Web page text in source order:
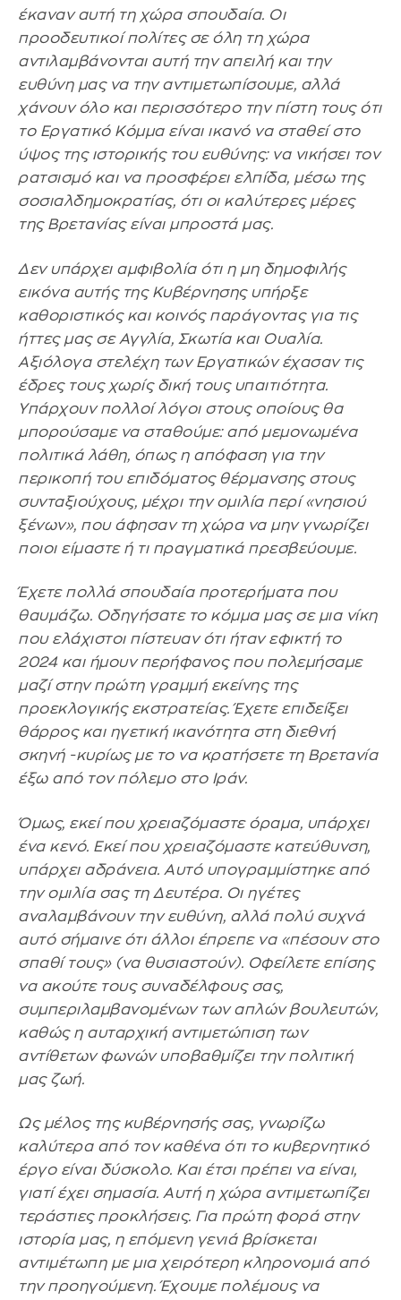
έκαναν αυτή τη χώρα σπουδαία. Οι
προοδευτικοί πολίτες σε όλη τη χώρα
αντιλαμβάνονται αυτή την απειλή και την
ευθύνη μας να την αντιμετωπίσουμε, αλλά
χάνουν όλο και περισσότερο την πίστη τους ότι
το Εργατικό Κόμμα είναι ικανό να σταθεί στο
ύψος της ιστορικής του ευθύνης: να νικήσει τον
ρατσισμό και να προσφέρει ελπίδα, μέσω της
σοσιαλδημοκρατίας, ότι οι καλύτερες μέρες
της Βρετανίας είναι μπροστά μας.
Δεν υπάρχει αμφιβολία ότι η μη δημοφιλής
εικόνα αυτής της Κυβέρνησης υπήρξε
καθοριστικός και κοινός παράγοντας για τις
ήττες μας σε Αγγλία, Σκωτία και Ουαλία.
Αξιόλογα στελέχη των Εργατικών έχασαν τις
έδρες τους χωρίς δική τους υπαιτιότητα.
Υπάρχουν πολλοί λόγοι στους οποίους θα
μπορούσαμε να σταθούμε: από μεμονωμένα
πολιτικά λάθη, όπως η απόφαση για την
περικοπή του επιδόματος θέρμανσης στους
συνταξιούχους, μέχρι την ομιλία περί «νησιού
ξένων», που άφησαν τη χώρα να μην γνωρίζει
ποιοι είμαστε ή τι πραγματικά πρεσβεύουμε.
Έχετε πολλά σπουδαία προτερήματα που
θαυμάζω. Οδηγήσατε το κόμμα μας σε μια νίκη
που ελάχιστοι πίστευαν ότι ήταν εφικτή το
2024 και ήμουν περήφανος που πολεμήσαμε
μαζί στην πρώτη γραμμή εκείνης της
προεκλογικής εκστρατείας. Έχετε επιδείξει
θάρρος και ηγετική ικανότητα στη διεθνή
σκηνή -κυρίως με το να κρατήσετε τη Βρετανία
έξω από τον πόλεμο στο Ιράν.
Όμως, εκεί που χρειαζόμαστε όραμα, υπάρχει
ένα κενό. Εκεί που χρειαζόμαστε κατεύθυνση,
υπάρχει αδράνεια. Αυτό υπογραμμίστηκε από
την ομιλία σας τη Δευτέρα. Οι ηγέτες
αναλαμβάνουν την ευθύνη, αλλά πολύ συχνά
αυτό σήμαινε ότι άλλοι έπρεπε να «πέσουν στο
σπαθί τους» (να θυσιαστούν). Οφείλετε επίσης
να ακούτε τους συναδέλφους σας,
συμπεριλαμβανομένων των απλών βουλευτών,
καθώς η αυταρχική αντιμετώπιση των
αντίθετων φωνών υποβαθμίζει την πολιτική
μας ζωή.
Ως μέλος της κυβέρνησής σας, γνωρίζω
καλύτερα από τον καθένα ότι το κυβερνητικό
έργο είναι δύσκολο. Και έτσι πρέπει να είναι,
γιατί έχει σημασία. Αυτή η χώρα αντιμετωπίζει
τεράστιες προκλήσεις. Για πρώτη φορά στην
ιστορία μας, η επόμενη γενιά βρίσκεται
αντιμέτωπη με μια χειρότερη κληρονομιά από
την προηγούμενη. Έχουμε πολέμους να